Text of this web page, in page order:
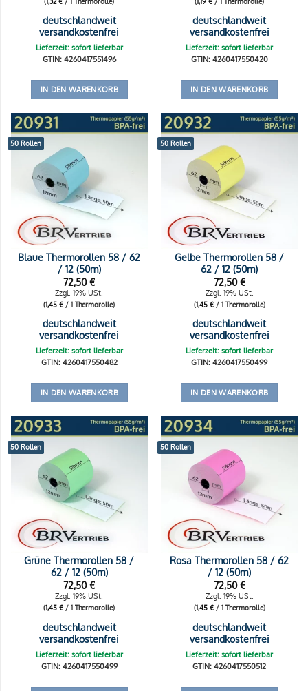
deutschlandweit
versandkostenfrei
Lieferzeit: sofort lieferbar
GTIN: 4260417551496
IN DEN WARENKORB
deutschlandweit
versandkostenfrei
Lieferzeit: sofort lieferbar
GTIN: 4260417550420
IN DEN WARENKORB
50 Rollen
Blaue Thermorollen 58 / 62
/ 12 (50m)
72,50€
Zzgl. 19% USt.
(1,45€ / 1 Thermorolle)
deutschlandweit
versandkostenfrei
Lieferzeit: sofort lieferbar
GTIN: 4260417550482
IN DEN WARENKORB
50 Rollen
Gelbe Thermorollen 58 /
62 / 12 (50m)
72,50€
Zzgl. 19% USt.
(1,45 €/ 1 Thermorolle)
deutschlandweit
versandkostenfrei
Lieferzeit: sofort lieferbar
GTIN: 4260417550499
IN DEN WARENKORB
50 Rollen
Grüne Thermorollen 58 /
62 / 12 (50m)
72,50€
Zzgl. 19% USt.
(1,45€ / 1 Thermorolle)
deutschlandweit
versandkostenfrei
Lieferzeit: sofort lieferbar
GTIN: 4260417550499
50 Rollen
Rosa Thermorollen 58 / 62
/ 12 (50m)
72,50€
Zzgl. 19% USt.
(1,45 €/ 1 Thermorolle)
deutschlandweit
versandkostenfrei
Lieferzeit: sofort lieferbar
GTIN: 4260417550512